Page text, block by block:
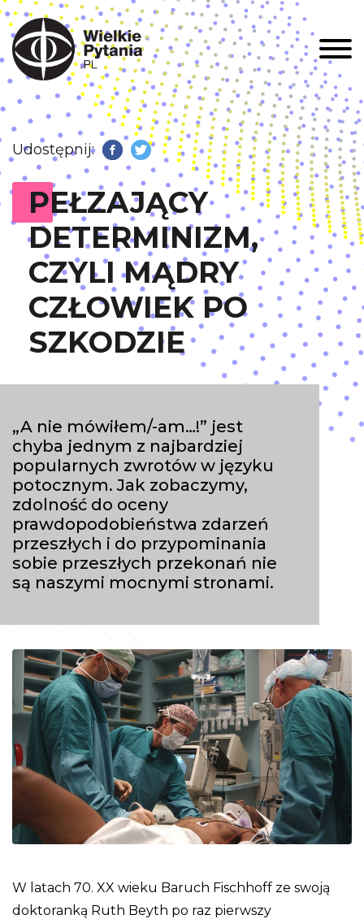
Udostępnij: Facebook
Twitter
PEŁZAJĄCY
DETERMINIZM,
CZYLI MĄDRY
CZŁOWIEK PO
SZKODZIE
„A nie mówiłem/-am…!” jest
chyba jednym z najbardziej
popularnych zwrotów w języku
potocznym. Jak zobaczymy,
zdolność do oceny
prawdopodobieństwa zdarzeń
przeszłych i do przypominania
sobie przeszłych przekonań nie
są naszymi mocnymi stronami.
W latach 70. XX wieku Baruch Fischhoff ze swoją
doktoranką Ruth Beyth po raz pierwszy